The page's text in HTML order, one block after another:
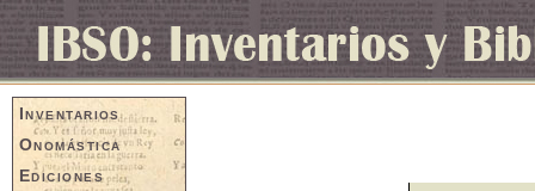
Inventarios
Onomástica
Ediciones